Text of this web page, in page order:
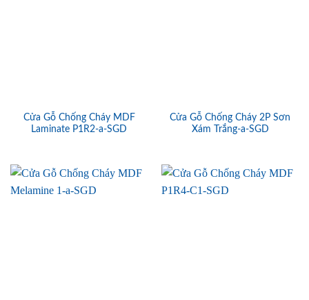
Cửa Gỗ Chống Cháy MDF
Laminate P1R2-a-SGD
Cửa Gỗ Chống Cháy 2P Sơn
Xám Trắng-a-SGD